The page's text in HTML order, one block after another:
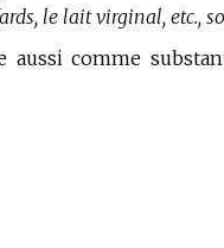
le lait virginal, etc.,
aussi comme